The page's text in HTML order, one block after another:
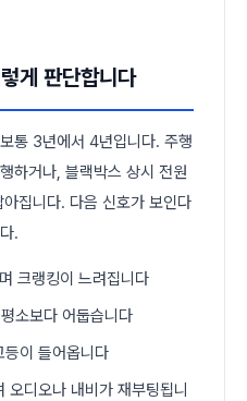
게 판단합니다
통 3년에서 4년입니다. 주행
하거나, 블랙박스 상시 전원
집니다. 다음 신호가 보인다
.
크랭킹이 느려집니다
소보다 어둡습니다
이 들어옵니다
오디오나 내비가 재부팅됩니